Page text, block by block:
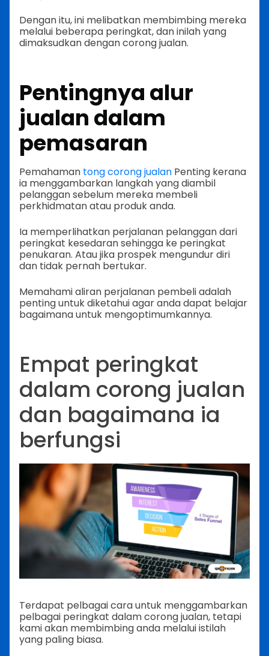
Dengan itu, ini melibatkan membimbing mereka
melalui beberapa peringkat, dan inilah yang
dimaksudkan dengan corong jualan.
Pentingnya alur
jualan dalam
pemasaran
Pemahaman tong corong jualan Penting kerana
ia menggambarkan langkah yang diambil
pelanggan sebelum mereka membeli
perkhidmatan atau produk anda.
Ia memperlihatkan perjalanan pelanggan dari
peringkat kesedaran sehingga ke peringkat
penukaran. Atau jika prospek mengundur diri
dan tidak pernah bertukar.
Memahami aliran perjalanan pembeli adalah
penting untuk diketahui agar anda dapat belajar
bagaimana untuk mengoptimumkannya.
Empat peringkat
dalam corong jualan
dan bagaimana ia
berfungsi
Terdapat pelbagai cara untuk menggambarkan
pelbagai peringkat dalam corong jualan, tetapi
kami akan membimbing anda melalui istilah
yang paling biasa.